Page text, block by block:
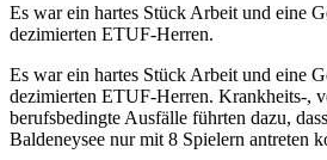
Es war ein hartes Stück Arbeit und eine
dezimierten ETUF-Herren.
Es war ein hartes Stück Arbeit und eine
dezimierten ETUF-Herren. Krankheits-,
berufsbedingte Ausfälle führten dazu,
Baldeneysee nur mit 8 Spielern antreten